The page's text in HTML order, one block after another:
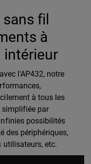
fil
à
intérieur
l'AP432, notre
à tous les
simplifiée par
possibilités
des périphériques,
utilisateurs, etc.